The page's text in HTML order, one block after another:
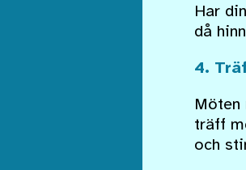
Har
då
4.
Möten
träff
och